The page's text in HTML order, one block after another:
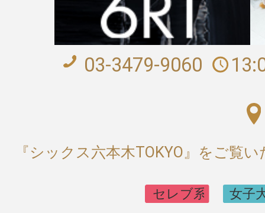
03-3479-9060
『シックス六本木TOKYO』をご覧